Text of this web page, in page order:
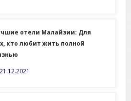
отели Малайзии: Для
кто любит жить полной
21.12.2021